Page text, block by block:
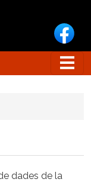
dades de la